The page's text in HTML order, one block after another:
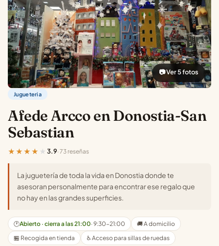
📷 Ver 5 fotos
Jugueteria
Afede Arcco en Donostia-San
Sebastian
★★★★★ 3.9· 73 reseñas
La juguetería de toda la vida en Donostia donde te
asesoran personalmente para encontrar ese regalo que
no hay en las grandes superficies.
🕐Abierto · cierra a las 21:00· 9:30-21:00
🚚 A domicilio
🏪 Recogida en tienda
♿ Acceso para sillas de ruedas